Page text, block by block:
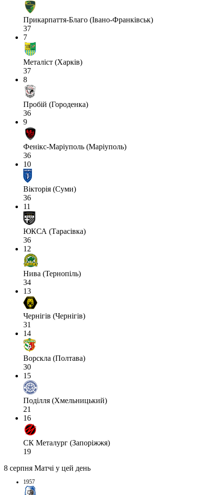
Прикарпаття-Благо (Івано-Франківськ)
37
7
Металіст (Харків)
37
8
Пробій (Городенка)
36
9
Фенікс-Маріуполь (Маріуполь)
36
10
Вікторія (Суми)
36
11
ЮКСА (Тарасівка)
36
12
Нива (Тернопіль)
34
13
Чернігів (Чернігів)
31
14
Ворскла (Полтава)
30
15
Поділля (Хмельницький)
21
16
СК Металург (Запоріжжя)
19
8 серпня Матчі у цей день
1957